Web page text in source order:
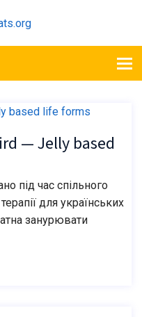
— Jelly based
під час спільного
для українських
занурювати